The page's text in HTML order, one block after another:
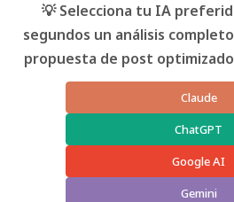
💡 Selecciona tu IA
segundos un análisis
propuesta de post
Claude
ChatGPT
Google AI
Gemini